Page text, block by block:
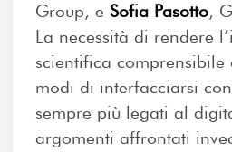
Group, e Sofia Pasotto,
La necessità di rendere
scientifica comprensibile
modi di interfacciarsi
sempre più legati al
argomenti affrontati